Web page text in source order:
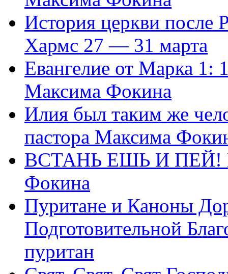
История церкви
Хармс 27 — 31 марта
Евангелие от Марка 1:
Максима Фокина
Илия был таким же
пастора Максима
ВСТАНЬ ЕШЬ И ПЕЙ!
Фокина
Пуритане и Каноны
Подготовительной
пуритан